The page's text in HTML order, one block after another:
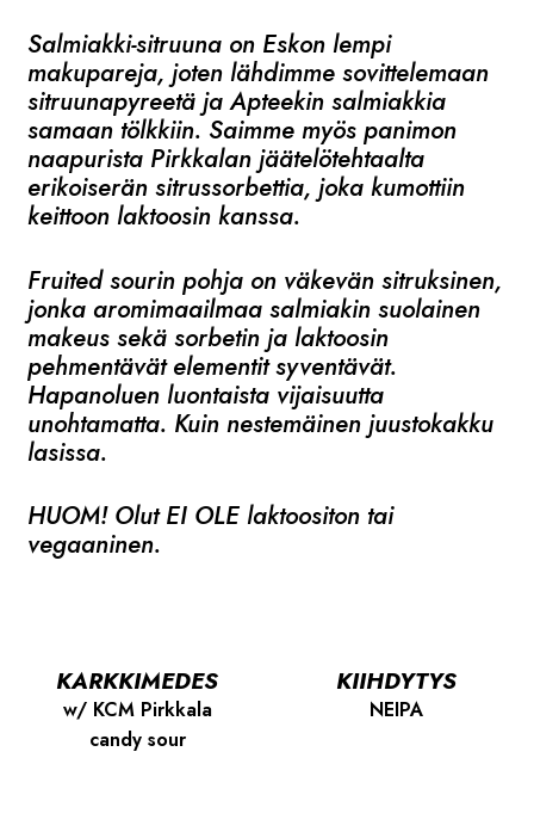
Salmiakki-sitruuna on Eskon lempi
makupareja, joten lähdimme sovittelemaan
sitruunapyreetä ja Apteekin salmiakkia
samaan tölkkiin. Saimme myös panimon
naapurista Pirkkalan jäätelötehtaalta
erikoiserän sitrussorbettia, joka kumottiin
keittoon laktoosin kanssa.
Fruited sourin pohja on väkevän sitruksinen,
jonka aromimaailmaa salmiakin suolainen
makeus sekä sorbetin ja laktoosin
pehmentävät elementit syventävät.
Hapanoluen luontaista vijaisuutta
unohtamatta. Kuin nestemäinen juustokakku
lasissa.
HUOM! Olut EI OLE laktoositon tai
vegaaninen.
KARKKIMEDES
w/ KCM Pirkkala
candy sour
KIIHDYTYS
NEIPA